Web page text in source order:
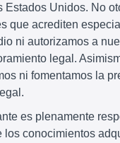
Estados Unidos. No
que acrediten
ni autorizamos a
legal.
ni fomentamos la
es plenamente
los conocimientos